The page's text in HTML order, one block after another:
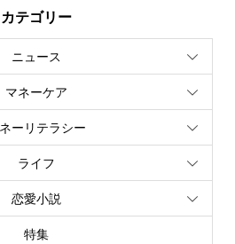
カテゴリー
ニュース
マネーケア
ーリテラシー
ライフ
恋愛小説
特集